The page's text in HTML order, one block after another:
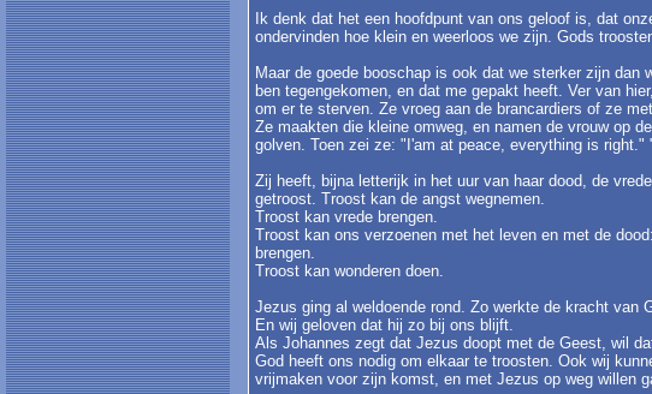
Ik denk dat het een hoofdpunt van ons geloof is, dat
ondervinden hoe klein en weerloos we zijn. Gods
Maar de goede booschap is ook dat we sterker zijn
ben tegengekomen, en dat me gepakt heeft. Ver van
om er te sterven. Ze vroeg aan de brancardiers of ze
Ze maakten die kleine omweg, en namen de vrouw op
golven. Toen zei ze: "I'am at peace, everything is right."
Zij heeft, bijna letterijk in het uur van haar dood, de
getroost. Troost kan de angst wegnemen.
Troost kan vrede brengen.
Troost kan ons verzoenen met het leven en met de
brengen.
Troost kan wonderen doen.
Jezus ging al weldoende rond. Zo werkte de kracht van
En wij geloven dat hij zo bij ons blijft.
Als Johannes zegt dat Jezus doopt met de Geest, wil
God heeft ons nodig om elkaar te troosten. Ook wij
vrijmaken voor zijn komst, en met Jezus op weg willen